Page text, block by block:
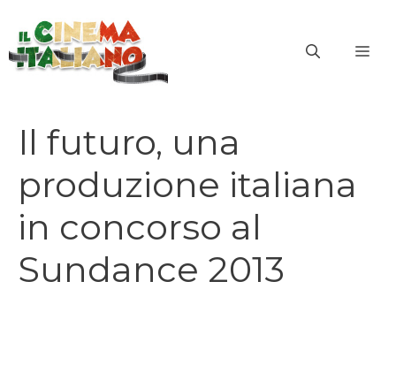
contenuto
Il futuro, una
produzione italiana
in concorso al
Sundance 2013